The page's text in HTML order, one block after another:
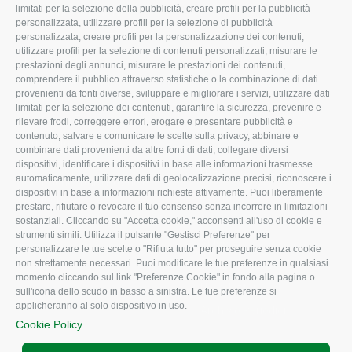
limitati per la selezione della pubblicità, creare profili per la pubblicità
personalizzata, utilizzare profili per la selezione di pubblicità
personalizzata, creare profili per la personalizzazione dei contenuti,
utilizzare profili per la selezione di contenuti personalizzati, misurare le
prestazioni degli annunci, misurare le prestazioni dei contenuti,
comprendere il pubblico attraverso statistiche o la combinazione di dati
provenienti da fonti diverse, sviluppare e migliorare i servizi, utilizzare dati
limitati per la selezione dei contenuti, garantire la sicurezza, prevenire e
rilevare frodi, correggere errori, erogare e presentare pubblicità e
contenuto, salvare e comunicare le scelte sulla privacy, abbinare e
combinare dati provenienti da altre fonti di dati, collegare diversi
dispositivi, identificare i dispositivi in base alle informazioni trasmesse
automaticamente, utilizzare dati di geolocalizzazione precisi, riconoscere i
dispositivi in base a informazioni richieste attivamente. Puoi liberamente
prestare, rifiutare o revocare il tuo consenso senza incorrere in limitazioni
sostanziali. Cliccando su "Accetta cookie," acconsenti all'uso di cookie e
strumenti simili. Utilizza il pulsante "Gestisci Preferenze" per
personalizzare le tue scelte o "Rifiuta tutto" per proseguire senza cookie
non strettamente necessari. Puoi modificare le tue preferenze in qualsiasi
momento cliccando sul link "Preferenze Cookie" in fondo alla pagina o
sull'icona dello scudo in basso a sinistra. Le tue preferenze si
applicheranno al solo dispositivo in uso.
Cookie Policy
Missione e Progetto
Organigramma aziendale
I Nostri Servizi
Uffici della Sede
provinciale
Le Sedi di Zona
Agricoltori S.r.l.
Whistleblowing
Confagricoltura Rovigo e
Agricoltori srl
Fiscale
Lavoro
Ambiente
Associazione
CONFAGRICOLTURA
ATTIVA
Notizie in evidenza
Eventi
Comunicati Stampa
Video
Iscrizione Newsletter
Newsletter